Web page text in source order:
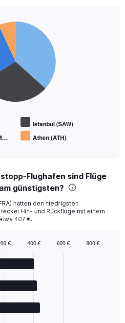
Istanbul (SAW)
Athen (ATH)
Flughafen sind Flüge
günstigsten?
hatten den niedrigsten
Hin- und Rückflüge mit einem
407 €.
€ 400 € 600 € 800 €